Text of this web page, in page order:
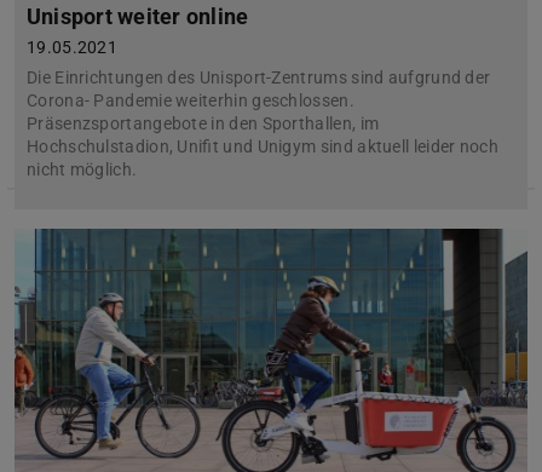
Unisport weiter online
19.05.2021
Die Einrichtungen des Unisport-Zentrums sind aufgrund der
Corona- Pandemie weiterhin geschlossen.
Präsenzsportangebote in den Sporthallen, im
Hochschulstadion, Unifit und Unigym sind aktuell leider noch
nicht möglich.